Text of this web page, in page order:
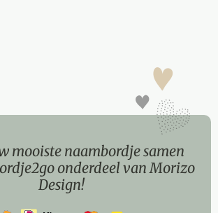
mooiste naambordje samen
onderdeel van Morizo
Design!